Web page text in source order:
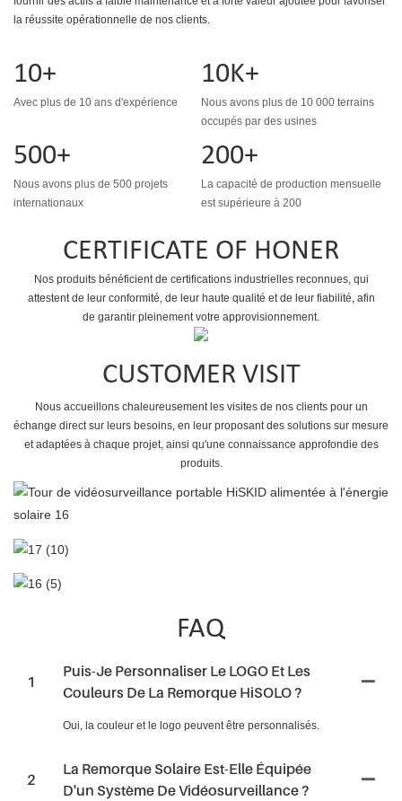
la réussite opérationnelle de nos clients.
10+
Avec plus de 10 ans d'expérience
10K+
Nous avons plus de 10 000 terrains
occupés par des usines
500+
Nous avons plus de 500 projets
internationaux
200+
La capacité de production mensuelle
est supérieure à 200
CERTIFICATE OF HONER
Nos produits bénéficient de certifications industrielles reconnues, qui
attestent de leur conformité, de leur haute qualité et de leur fiabilité, afin
de garantir pleinement votre approvisionnement.
CUSTOMER VISIT
Nous accueillons chaleureusement les visites de nos clients pour un
échange direct sur leurs besoins, en leur proposant des solutions sur mesure
et adaptées à chaque projet, ainsi qu'une connaissance approfondie des
produits.
FAQ
1
Puis-Je Personnaliser Le LOGO Et Les
Couleurs De La Remorque HiSOLO ?
Oui, la couleur et le logo peuvent être personnalisés.
2
La Remorque Solaire Est-Elle Équipée
D'un Système De Vidéosurveillance ?